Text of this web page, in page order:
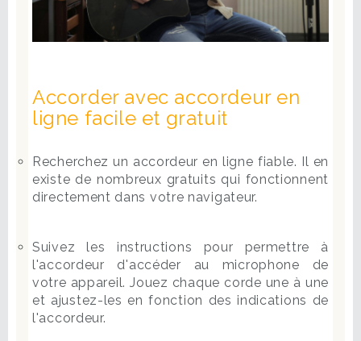
Accorder avec accordeur en
ligne facile et gratuit
Recherchez un accordeur en ligne fiable. Il en
existe de nombreux gratuits qui fonctionnent
directement dans votre navigateur.
Suivez les instructions pour permettre à
l'accordeur d'accéder au microphone de
votre appareil. Jouez chaque corde une à une
et ajustez-les en fonction des indications de
l'accordeur.